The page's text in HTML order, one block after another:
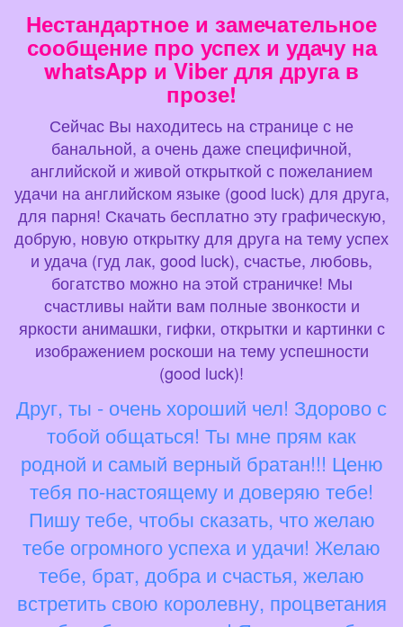
Нестандартное и замечательное
сообщение про успех и удачу на
whatsApp и Viber для друга в
прозе!
Сейчас Вы находитесь на странице с не
банальной, а очень даже специфичной,
английской и живой открыткой с пожеланием
удачи на английском языке (good luck) для друга,
для парня! Скачать бесплатно эту графическую,
добрую, новую открытку для друга на тему успех
и удача (гуд лак, good luck), счастье, любовь,
богатство можно на этой страничке! Мы
счастливы найти вам полные звонкости и
яркости анимашки, гифки, открытки и картинки с
изображением роскоши на тему успешности
(good luck)!
Друг, ты - очень хороший чел! Здорово с
тобой общаться! Ты мне прям как
родной и самый верный братан!!! Ценю
тебя по-настоящему и доверяю тебе!
Пишу тебе, чтобы сказать, что желаю
тебе огромного успеха и удачи! Желаю
тебе, брат, добра и счастья, желаю
встретить свою королевну, процветания